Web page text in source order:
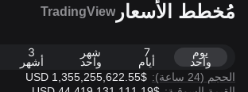
مُخطط الأسعار TradingView
يوم
واحد
7
أيام
شهر
واحد
3
أشهر
الحجم (24 ساعة):
$1,355,255,622.55 USD